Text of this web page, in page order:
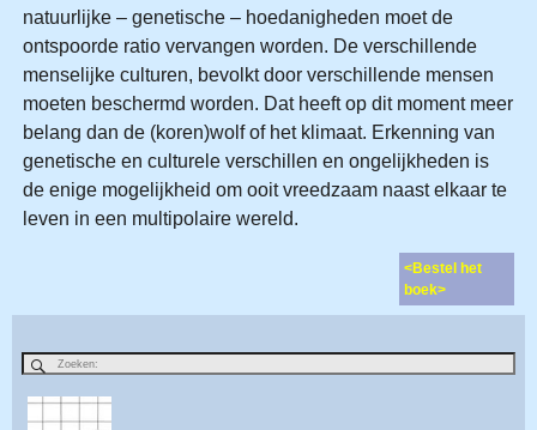
natuurlijke – genetische – hoedanigheden moet de
ontspoorde ratio vervangen worden. De verschillende
menselijke culturen, bevolkt door verschillende mensen
moeten beschermd worden. Dat heeft op dit moment meer
belang dan de (koren)wolf of het klimaat. Erkenning van
genetische en culturele verschillen en ongelijkheden is
de enige mogelijkheid om ooit vreedzaam naast elkaar te
leven in een multipolaire wereld.
<Bestel het
boek>